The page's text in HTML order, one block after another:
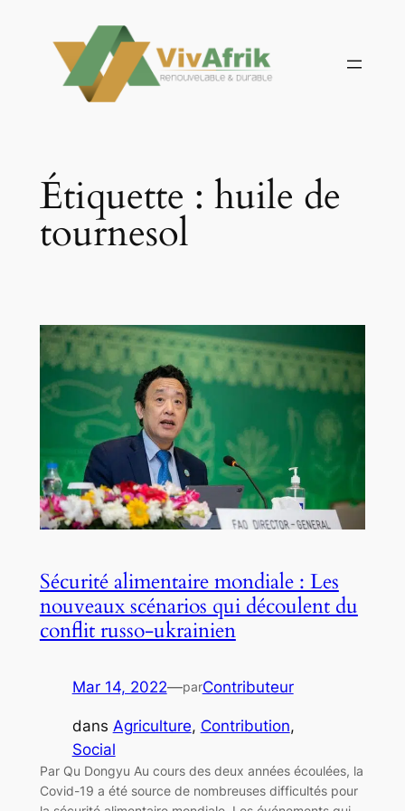
contenu
Étiquette : huile de
tournesol
Sécurité alimentaire mondiale : Les
nouveaux scénarios qui découlent du
conflit russo-ukrainien
Mar 14, 2022—parContributeur
dans Agriculture, Contribution
Social
Par Qu Dongyu Au cours des deux années écoulées, la
Covid-19 a été source de nombreuses difficultés pour